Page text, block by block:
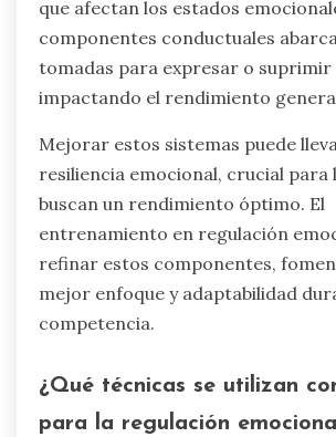
que afectan los estados
componentes conductuales
tomadas para expresar o suprimir
impactando el rendimiento
Mejorar estos sistemas puede
resiliencia emocional, crucial para
buscan un rendimiento óptimo. El
entrenamiento en regulación
refinar estos componentes,
mejor enfoque y adaptabilidad
competencia.
¿Qué técnicas se utilizan
para la regulación